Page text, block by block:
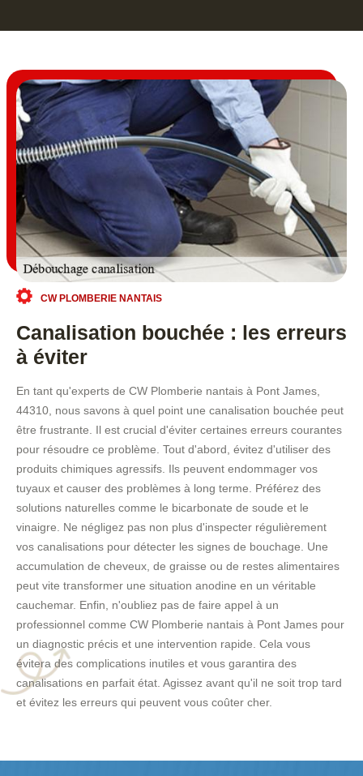
CW PLOMBERIE NANTAIS
Canalisation bouchée : les erreurs
à éviter
En tant qu'experts de CW Plomberie nantais à Pont James,
44310, nous savons à quel point une canalisation bouchée peut
être frustrante. Il est crucial d'éviter certaines erreurs courantes
pour résoudre ce problème. Tout d'abord, évitez d'utiliser des
produits chimiques agressifs. Ils peuvent endommager vos
tuyaux et causer des problèmes à long terme. Préférez des
solutions naturelles comme le bicarbonate de soude et le
vinaigre. Ne négligez pas non plus d'inspecter régulièrement
vos canalisations pour détecter les signes de bouchage. Une
accumulation de cheveux, de graisse ou de restes alimentaires
peut vite transformer une situation anodine en un véritable
cauchemar. Enfin, n'oubliez pas de faire appel à un
professionnel comme CW Plomberie nantais à Pont James pour
un diagnostic précis et une intervention rapide. Cela vous
évitera des complications inutiles et vous garantira des
canalisations en parfait état. Agissez avant qu'il ne soit trop tard
et évitez les erreurs qui peuvent vous coûter cher.